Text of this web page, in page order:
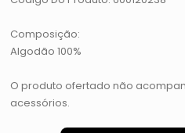
Composição:
Algodão 100%
O produto ofertado não
acessórios.